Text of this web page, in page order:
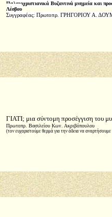
Παλαιοχριστιανικά Βυζαντινά μνημεία και
Λέσβου
Συγγραφέας: Πρωτοπρ. ΓΡΗΓΟΡΙΟΥ Α.
ΓΙΑΤΙ; μια σύντομη προσέγγιση του
Πρωτοπρ. Βασιλείου Κων. Ακριβόπουλου
(τον ευχαριστούμε θερμά για την άδεια να αναρτήσουμε